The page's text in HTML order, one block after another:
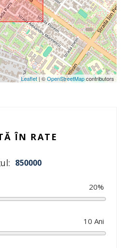
Leaflet| ©OpenStreetMapcontributors
ÎN RATE
850000
20%
10 Ani